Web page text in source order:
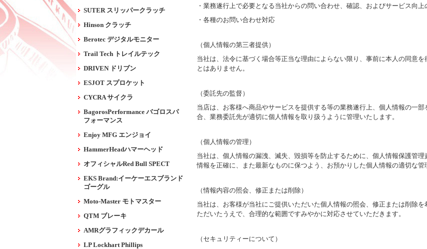
SUTER スリッパークラッチ
Hinson クラッチ
Berotec デジタルモニター
Trail Tech トレイルテック
DRIVEN ドリブン
ESJOT スプロケット
CYCRA サイクラ
BagorosPerformance バゴロスパ
フォーマンス
Enjoy MFG エンジョイ
HammerHeadハマーヘッド
オフィシャルRed Bull SPECT
EKS Brand:イーケーエスブランド
ゴーグル
Moto-Master モトマスター
QTM ブレーキ
AMRグラフィックデカール
LP Lockhart Phillips
・業務遂行上で必要となる当社からの問い合わせ、確認、およびサービス向
・各種のお問い合わせ対応
（個人情報の第三者提供）
当社は、法令に基づく場合等正当な理由によらない限り、事前に本人の同意
とはありません。
（委託先の監督）
当店は、お客様へ商品やサービスを提供する等の業務遂行上、個人情報の一
合、業務委託先が適切に個人情報を取り扱うように管理いたします。
（個人情報の管理）
当社は、個人情報の漏洩、滅失、毀損等を防止するために、個人情報保護管
情報を正確に、また最新なものに保つよう、お預かりした個人情報の適切な管
（情報内容の照会、修正または削除）
当社は、お客様が当社にご提供いただいた個人情報の照会、修正または削除
ただいたうえで、合理的な範囲ですみやかに対応させていただきます。
（セキュリティーについて）